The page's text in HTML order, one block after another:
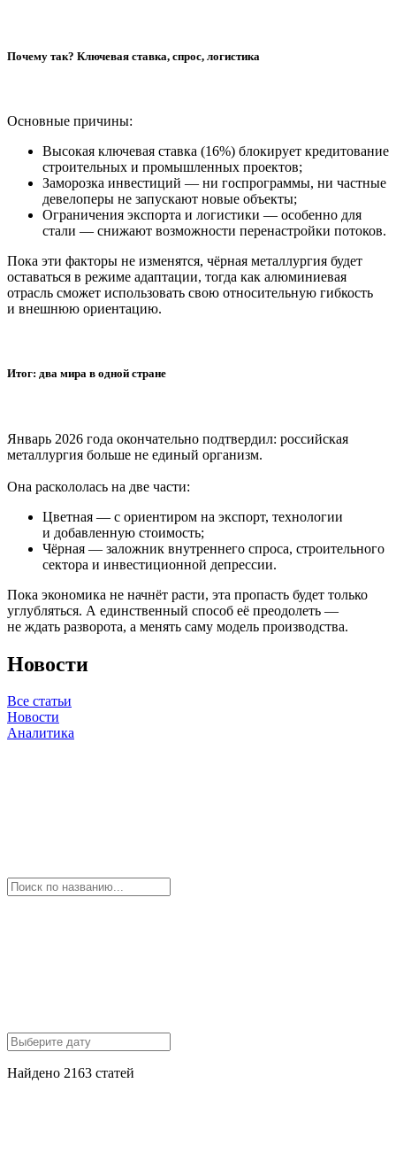
Почему так? Ключевая ставка, спрос, логистика
Основные причины:
Высокая ключевая ставка (16%) блокирует кредитование
строительных и промышленных проектов;
Заморозка инвестиций — ни госпрограммы, ни частные
девелоперы не запускают новые объекты;
Ограничения экспорта и логистики — особенно для
стали — снижают возможности перенастройки потоков.
Пока эти факторы не изменятся, чёрная металлургия будет
оставаться в режиме адаптации, тогда как алюминиевая
отрасль сможет использовать свою относительную гибкость
и внешнюю ориентацию.
Итог: два мира в одной стране
Январь 2026 года окончательно подтвердил: российская
металлургия больше не единый организм.
Она раскололась на две части:
Цветная — с ориентиром на экспорт, технологии
и добавленную стоимость;
Чёрная — заложник внутреннего спроса, строительного
сектора и инвестиционной депрессии.
Пока экономика не начнёт расти, эта пропасть будет только
углубляться. А единственный способ её преодолеть —
не ждать разворота, а менять саму модель производства.
Новости
Все статьи
Новости
Аналитика
Найдено 2163 статей